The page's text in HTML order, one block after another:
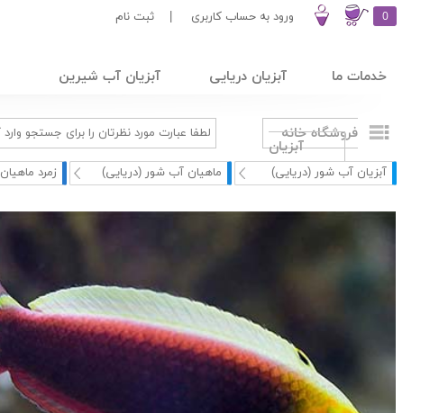
0 ورود به حساب کاربری ثبت نام
خدمات ما آبزیان دریایی آبزیان آب شیرین
فروشگاه خانه
آبزیان
آبزیان آب شور (دریایی) ماهیان آب شور (دریایی) زمرد ماهیان